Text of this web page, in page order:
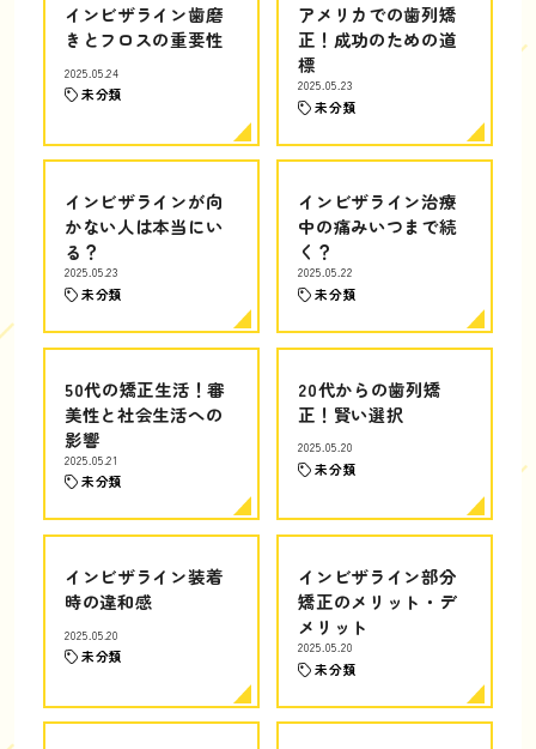
インビザライン歯磨
きとフロスの重要性
2025.05.24
未分類
アメリカでの歯列矯
正！成功のための道
標
2025.05.23
未分類
インビザラインが向
かない人は本当にい
る？
2025.05.23
未分類
インビザライン治療
中の痛みいつまで続
く？
2025.05.22
未分類
50代の矯正生活！審
美性と社会生活への
影響
2025.05.21
未分類
20代からの歯列矯
正！賢い選択
2025.05.20
未分類
インビザライン装着
時の違和感
2025.05.20
未分類
インビザライン部分
矯正のメリット・デ
メリット
2025.05.20
未分類